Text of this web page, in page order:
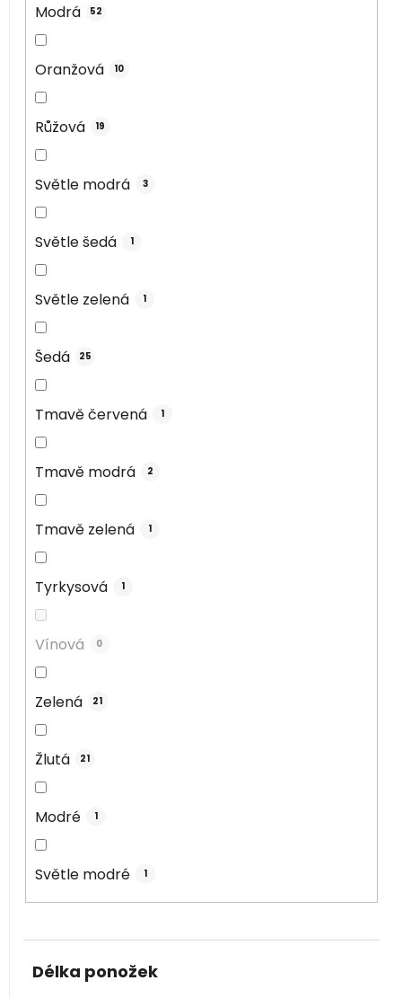
Modrá 52
Oranžová 10
Růžová 19
Světle modrá 3
Světle šedá 1
Světle zelená 1
Šedá 25
Tmavě červená 1
Tmavě modrá 2
Tmavě zelená 1
Tyrkysová 1
Vínová 0
Zelená 21
Žlutá 21
Modré 1
Světle modré 1
Délka ponožek